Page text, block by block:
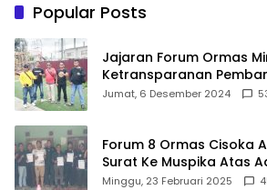
Popular Posts
Jajaran Forum Ormas
Ketransparanan
Damkar Di Kecamatan
Jumat, 6 Desember 2024
Forum 8 Ormas Cisoka
Surat Ke Muspika Atas
Matel di Cisoka
Minggu, 23 Februari 2025